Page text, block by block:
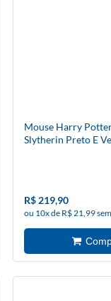
Mouse Harry
Slytherin Preto E
R$ 219,90
ou 10x de R$ 21,99